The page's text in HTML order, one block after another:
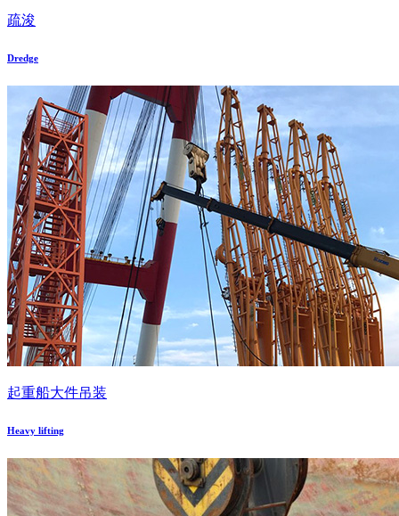
疏浚
Dredge
起重船大件吊装
Heavy lifting